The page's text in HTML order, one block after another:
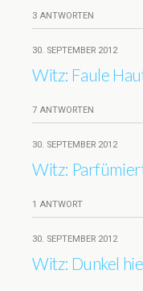
3 ANTWORTEN
30. SEPTEMBER 2012
Witz: Faule
7 ANTWORTEN
30. SEPTEMBER 2012
Witz:
1 ANTWORT
30. SEPTEMBER 2012
Witz: Dunkel